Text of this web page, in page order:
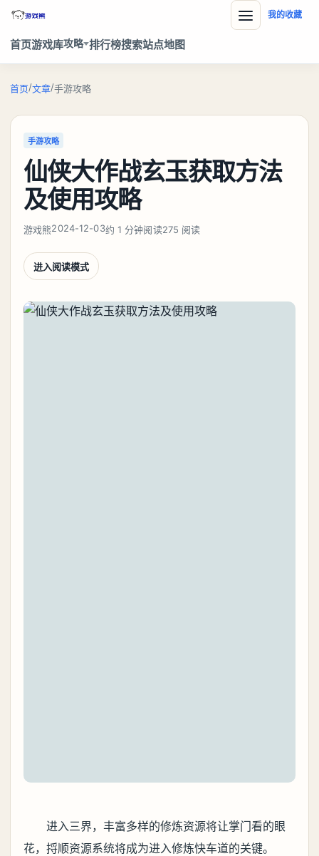
首页游戏库攻略 排行榜搜索站点地图
我的收藏
首页/文章/手游攻略
手游攻略
仙侠大作战玄玉获取方法
及使用攻略
游戏熊2024-12-03约 1 分钟阅读275 阅读
进入阅读模式
进入三界，丰富多样的修炼资源将让掌门看的眼
花，捋顺资源系统将成为进入修炼快车道的关键。